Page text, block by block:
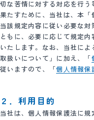
切な苦情に対する対応を行
果たすために、当社は、本「
当該規定内容に従い必要な
ともに、必要に応じて規定
いたします。なお、当社に
取扱いについて」に加え、「
従いますので、「個⼈情報保
２．利用目的
当社は、個人情報保護法に